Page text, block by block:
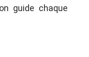
guide chaque